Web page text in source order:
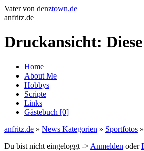
Vater von denztown.de
anfritz.de
Druckansicht:
Home
About Me
Hobbys
Scripte
Links
Gästebuch [0]
anfritz.de » News Kategorien » Sportfotos »
Du bist nicht eingeloggt -> Anmelden oder